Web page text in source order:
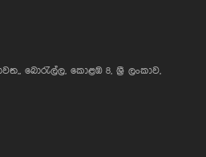
බොරැල්ල, කොළඹ 8, ශ්‍රී ලංකාව,
Prime Bee, Your AI